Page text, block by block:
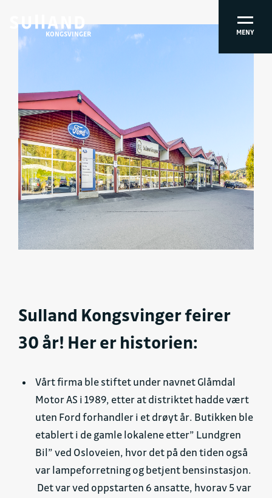
KONGSVINGER MENY
Sulland Kongsvinger feirer
30 år! Her er historien:
Vårt firma ble stiftet under navnet Glåmdal
Motor AS i 1989, etter at distriktet hadde vært
uten Ford forhandler i et drøyt år. Butikken ble
etablert i de gamle lokalene etter” Lundgren
Bil” ved Osloveien, hvor det på den tiden også
var lampeforretning og betjent bensinstasjon.
Det var ved oppstarten 6 ansatte, hvorav 5 var